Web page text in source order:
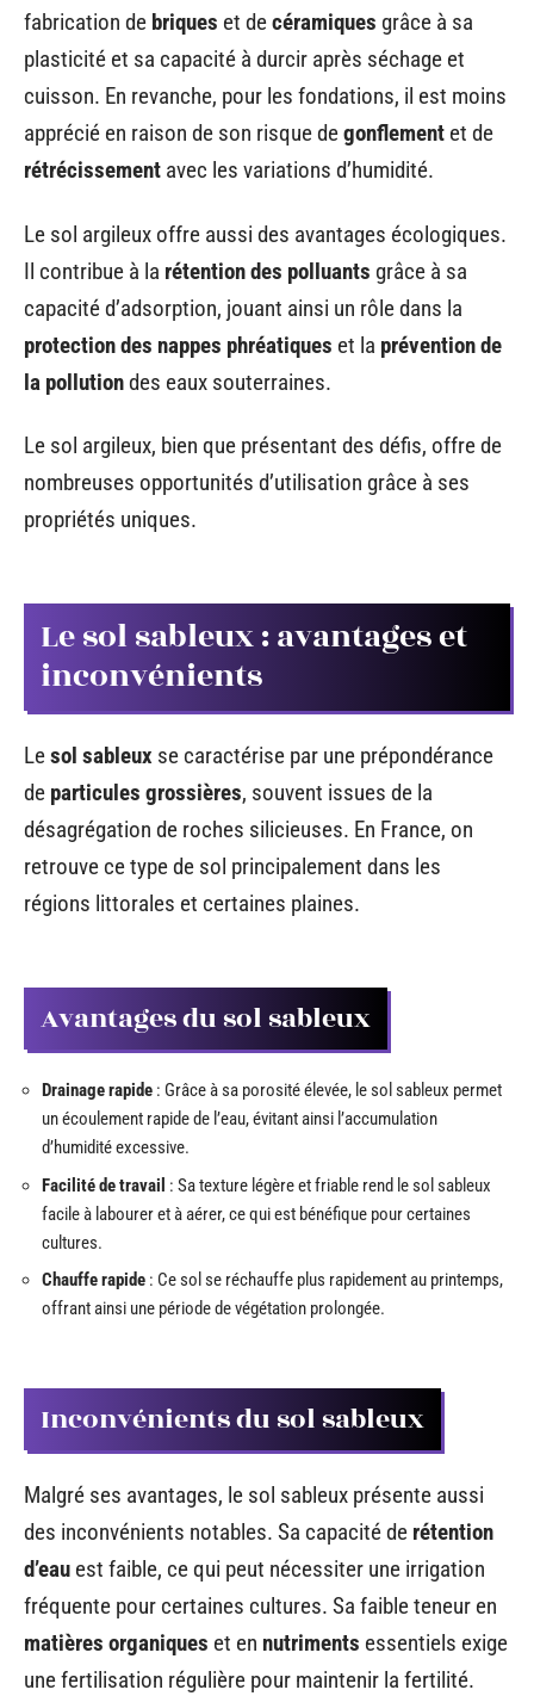
fabrication de briques et decéramiques grâce à sa
plasticité et sa capacité à durcir après séchage et
cuisson. En revanche, pour les fondations, il est moins
apprécié en raison de son risque degonflement et de
rétrécissement avec les variations d’humidité.
Le sol argileux offre aussi des avantages écologiques.
Il contribue à la rétention des polluants grâce à sa
capacité d’adsorption, jouant ainsi un rôle dans la
protection des nappes phréatiques et la prévention de
la pollutiondes eaux souterraines.
Le sol argileux, bien que présentant des défis, offre de
nombreuses opportunités d’utilisation grâce à ses
propriétés uniques.
Le sol sableux : avantages et
inconvénients
Lesol sableux se caractérise par une prépondérance
de particules grossières, souvent issues de la
désagrégation de roches silicieuses. En France, on
retrouve ce type de sol principalement dans les
régions littorales et certaines plaines.
Avantages du sol sableux
Drainage rapide : Grâce à sa porosité élevée, le sol sableux permet
un écoulement rapide de l’eau, évitant ainsi l’accumulation
d’humidité excessive.
Facilité de travail : Sa texture légère et friable rend le sol sableux
facile à labourer et à aérer, ce qui est bénéfique pour certaines
cultures.
Chauffe rapide : Ce sol se réchauffe plus rapidement au printemps,
offrant ainsi une période de végétation prolongée.
Inconvénients du sol sableux
Malgré ses avantages, le sol sableux présente aussi
des inconvénients notables. Sa capacité de rétention
d’eau est faible, ce qui peut nécessiter une irrigation
fréquente pour certaines cultures. Sa faible teneur en
matières organiques et en nutriments essentiels exige
une fertilisation régulière pour maintenir la fertilité.